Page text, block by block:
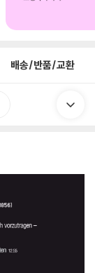
배송/반품/교환